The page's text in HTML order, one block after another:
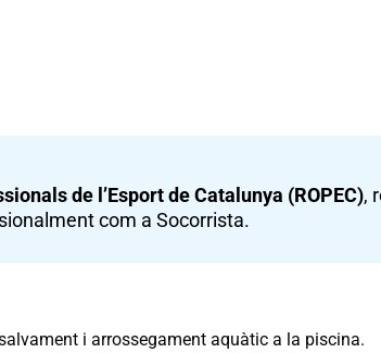
de l’Esport de Catalunya (ROPEC),
com a Socorrista.